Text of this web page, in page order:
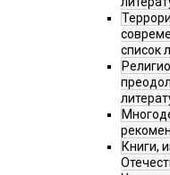
список
Книги,